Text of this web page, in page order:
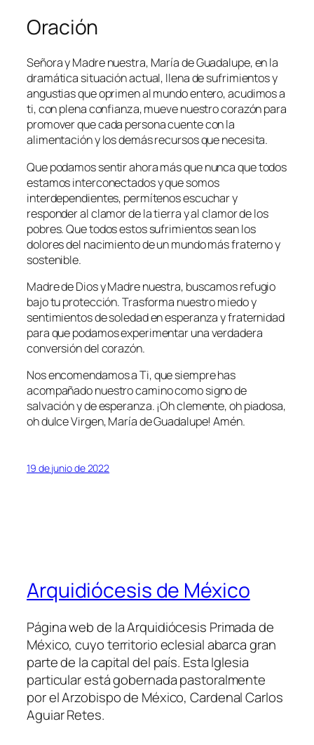
Oración
Señora y Madre nuestra, María de Guadalupe, en la
dramática situación actual, llena de sufrimientos y
angustias que oprimen al mundo entero, acudimos a
ti, con plena confianza, mueve nuestro corazón para
promover que cada persona cuente con la
alimentación y los demás recursos que necesita.
Que podamos sentir ahora más que nunca que todos
estamos interconectados y que somos
interdependientes, permítenos escuchar y
responder al clamor de la tierra y al clamor de los
pobres. Que todos estos sufrimientos sean los
dolores del nacimiento de un mundo más fraterno y
sostenible.
Madre de Dios y Madre nuestra, buscamos refugio
bajo tu protección. Trasforma nuestro miedo y
sentimientos de soledad en esperanza y fraternidad
para que podamos experimentar una verdadera
conversión del corazón.
Nos encomendamos a Ti, que siempre has
acompañado nuestro camino como signo de
salvación y de esperanza. ¡Oh clemente, oh piadosa,
oh dulce Virgen, María de Guadalupe! Amén.
19 de junio de 2022
Arquidiócesis de México
Página web de la Arquidiócesis Primada de
México, cuyo territorio eclesial abarca gran
parte de la capital del país. Esta Iglesia
particular está gobernada pastoralmente
por el Arzobispo de México, Cardenal Carlos
Aguiar Retes.